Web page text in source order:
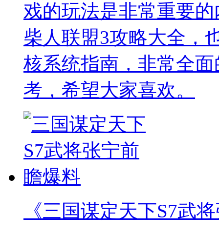
戏的玩法是非常重要
柴人联盟3攻略大全，
核系统指南，非常全
考，希望大家喜欢。
《三国谋定天下S7武